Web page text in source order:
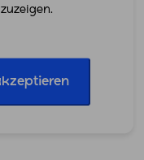
die relevanten
Aufwand.